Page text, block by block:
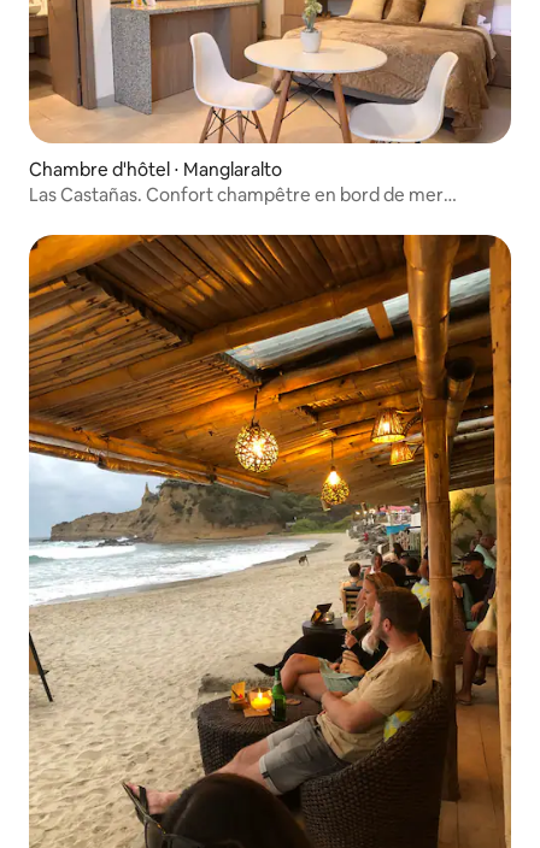
Chambre d'hôtel ⋅ Manglaralto
Las Castañas. Confort champêtre en bord de mer